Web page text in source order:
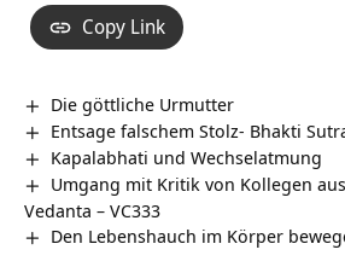
Copy Link
Die göttliche Urmutter
Entsage falschem Stolz- Bhakti
Kapalabhati und Wechselatmung
Umgang mit Kritik von Kollegen
Vedanta – VC333
Den Lebenshauch im Körper